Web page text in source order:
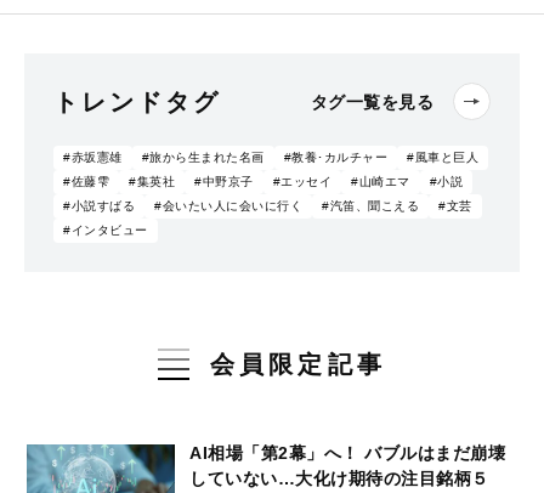
トレンドタグ タグ一覧を見る
#赤坂憲雄 #旅から生まれた名画 #教養･カルチャー
#風車と巨人
#佐藤雫
#集英社 #中野京子 #エッセイ #山崎エマ
#小説
#小説すばる
#会いたい人に会いに行く #汽笛、聞こえる
#文芸
#インタビュー
会員限定記事
AI相場「第2幕」へ！ バブルはまだ崩壊
していない…大化け期待の注目銘柄５